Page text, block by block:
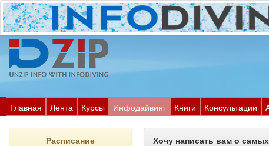
Главная Лента Курсы Инфодайвинг Книги Консультации
Расписание Хочу написать вам о